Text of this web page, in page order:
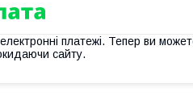
платежі. Тепер ви
сайту.